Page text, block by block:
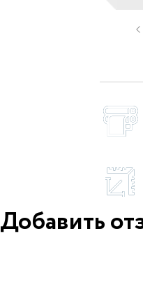
Добавить